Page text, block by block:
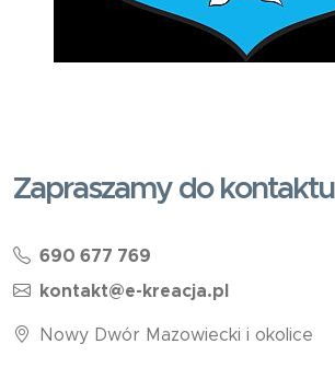
Zapraszamy do kontaktu
690 677 769
kontakt@e-kreacja.pl
Nowy Dwór Mazowiecki i okolice